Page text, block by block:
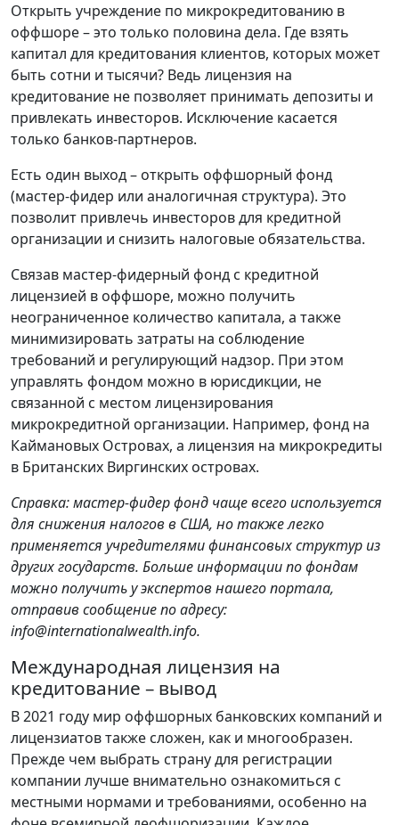
Открыть учреждение по микрокредитованию в
оффшоре – это только половина дела. Где взять
капитал для кредитования клиентов, которых может
быть сотни и тысячи? Ведь лицензия на
кредитование не позволяет принимать депозиты и
привлекать инвесторов. Исключение касается
только банков-партнеров.
Есть один выход – открыть оффшорный фонд
(мастер-фидер или аналогичная структура). Это
позволит привлечь инвесторов для кредитной
организации и снизить налоговые обязательства.
Связав мастер-фидерный фонд с кредитной
лицензией в оффшоре, можно получить
неограниченное количество капитала, а также
минимизировать затраты на соблюдение
требований и регулирующий надзор. При этом
управлять фондом можно в юрисдикции, не
связанной с местом лицензирования
микрокредитной организации. Например, фонд на
Каймановых Островах, а лицензия на микрокредиты
в Британских Виргинских островах.
Справка: мастер-фидер фонд чаще всего используется
для снижения налогов в США, но также легко
применяется учредителями финансовых структур из
других государств. Больше информации по фондам
можно получить у экспертов нашего портала,
отправив сообщение по адресу:
info@internationalwealth.info.
Международная лицензия на
кредитование – вывод
В 2021 году мир оффшорных банковских компаний и
лицензиатов также сложен, как и многообразен.
Прежде чем выбрать страну для регистрации
компании лучше внимательно ознакомиться с
местными нормами и требованиями, особенно на